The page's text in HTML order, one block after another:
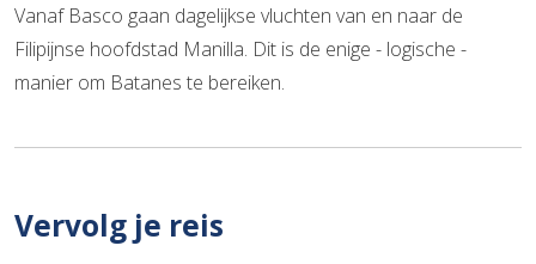
Vanaf Basco gaan dagelijkse vluchten van en naar de
Filipijnse hoofdstad Manilla. Dit is de enige - logische -
manier om Batanes te bereiken.
Vervolg je reis